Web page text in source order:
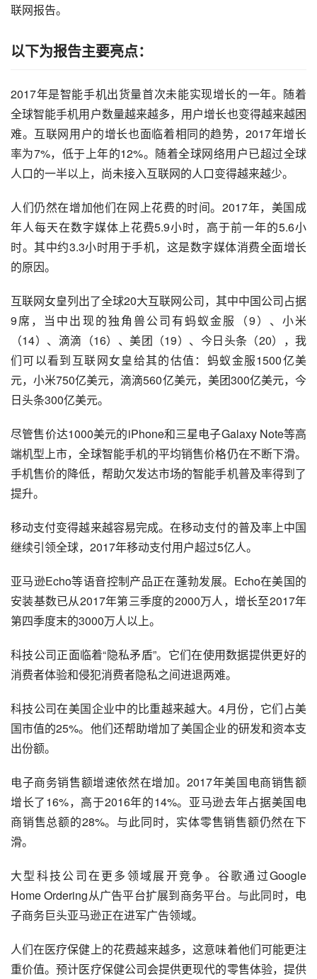
联网报告。
以下为报告主要亮点：
2017年是智能手机出货量首次未能实现增长的一年。随着
全球智能手机用户数量越来越多， 用户增长也变得越来越困
难。互联网用户的增长也面临着相同的趋势，2017年增长
率为7%，低于上年的12%。随着全球网络用户已超过全球
人口的一半以上，尚未接入互联网的人口变得越来越少。
人们仍然在增加他们在网上花费的时间。2017年，美国成
年人每天在数字媒体上花费5.9小时，高于前一年的5.6小
时。其中约3.3小时用于手机，这是数字媒体消费全面增长
的原因。
互联网女皇列出了全球20大互联网公司，其中中国公司占据
9席，当中出现的独角兽公司有蚂蚁金服
（9）、小米
（14）、 滴滴 （16）、 美团 （19）、 今日头条 （20），我
们可以看到互联网女皇给其的估值：蚂蚁金服1500亿美
元，小米750亿美元，滴滴560亿美元，美团300亿美元，今
日头条300亿美元。
尽管售价达1000美元的iPhone和三星电子Galaxy Note等高
端机型上市，全球智能手机的平均销售价格仍在不断下滑。
手机售价的降低，帮助欠发达市场的智能手机普及率得到了
提升。
移动支付变得越来越容易完成。在移动支付的普及率上中国
继续引领全球，2017年移动支付用户超过5亿人。
亚马逊Echo等语音控制产品正在蓬勃发展。Echo在美国的
安装基数已从2017年第三季度的2000万人，增长至2017年
第四季度末的3000万人以上。
科技公司正面临着“隐私矛盾”。它们在使用数据提供更好的
消费者体验和侵犯消费者隐私之间进退两难。
科技公司在美国企业中的比重越来越大。4月份，它们占美
国市值的25%。他们还帮助增加了美国企业的研发和资本支
出份额。
电子商务销售额增速依然在增加。2017年美国电商销售额
增长了16%，高于2016年的14%。亚马逊去年占据美国电
商销售总额的28%。与此同时，实体零售销售额仍然在下
滑。
大型科技公司在更多领域展开竞争。 谷歌通过Google
Home Ordering从广告平台扩展到商务平台。与此同时，电
子商务巨头亚马逊正在进军广告领域。
人们在医疗保健上的花费越来越多，这意味着他们可能更注
重价值。预计医疗保健公司会提供更现代的零售体验，提供